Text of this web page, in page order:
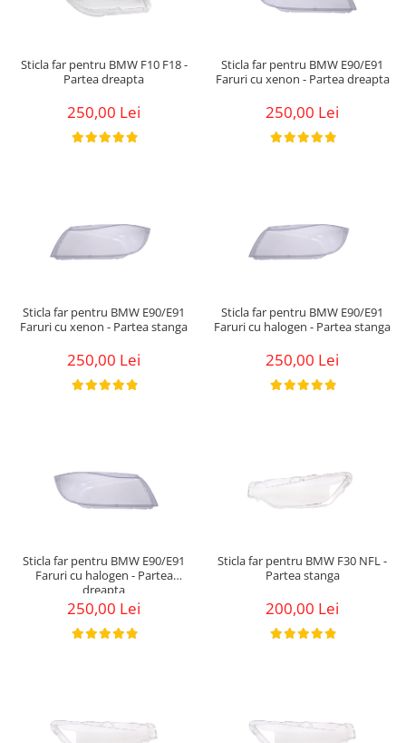
Sticla far pentru BMW F10 F18 -
Partea dreapta
250,00 Lei
Sticla far pentru BMW E90/E91
Faruri cu xenon - Partea dreapta
250,00 Lei
Sticla far pentru BMW E90/E91
Faruri cu xenon - Partea stanga
250,00 Lei
Sticla far pentru BMW E90/E91
Faruri cu halogen - Partea stanga
250,00 Lei
Sticla far pentru BMW E90/E91
Faruri cu halogen - Partea
dreapta
250,00 Lei
Sticla far pentru BMW F30 NFL -
Partea stanga
200,00 Lei